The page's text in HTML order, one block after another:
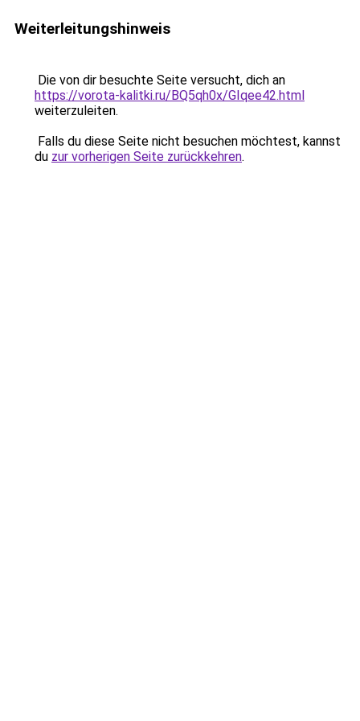
Weiterleitungshinweis
Die von dir besuchte Seite versucht, dich an
https://vorota-kalitki.ru/BQ5qh0x/GIqee42.html
weiterzuleiten.
Falls du diese Seite nicht besuchen möchtest, kannst
du zur vorherigen Seite zurückkehren.